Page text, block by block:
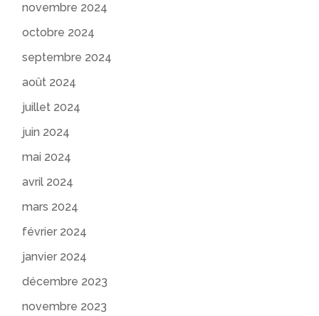
novembre 2024
octobre 2024
septembre 2024
août 2024
juillet 2024
juin 2024
mai 2024
avril 2024
mars 2024
février 2024
janvier 2024
décembre 2023
novembre 2023